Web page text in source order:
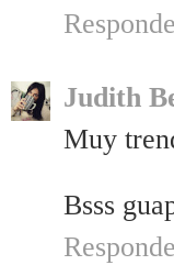
Judith
Muy
Bsss